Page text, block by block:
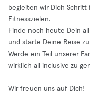
begleiten wir Dich
Fitnesszielen.
Finde noch heute Dein
und starte Deine Reise
Werde ein Teil unserer
wirklich all inclusive zu
Wir freuen uns auf Dich!